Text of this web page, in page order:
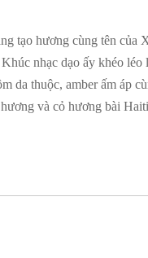
tạo hương cùng tên của
nhạc dạo ấy khéo
da thuộc, amber ấm áp
và cỏ hương bài